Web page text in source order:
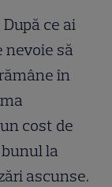
ce ai
nevoie să
în
cost de
la
ascunse.